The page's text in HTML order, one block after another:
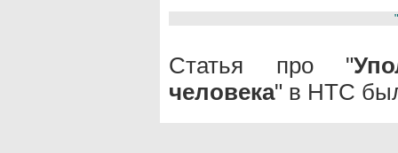
Статья про "
человека" в НТС